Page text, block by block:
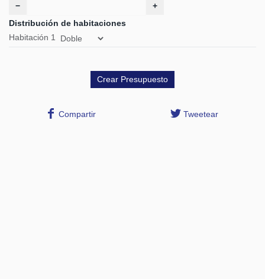
−
+
Distribución de habitaciones
Habitación 1
Compartir Tweetear